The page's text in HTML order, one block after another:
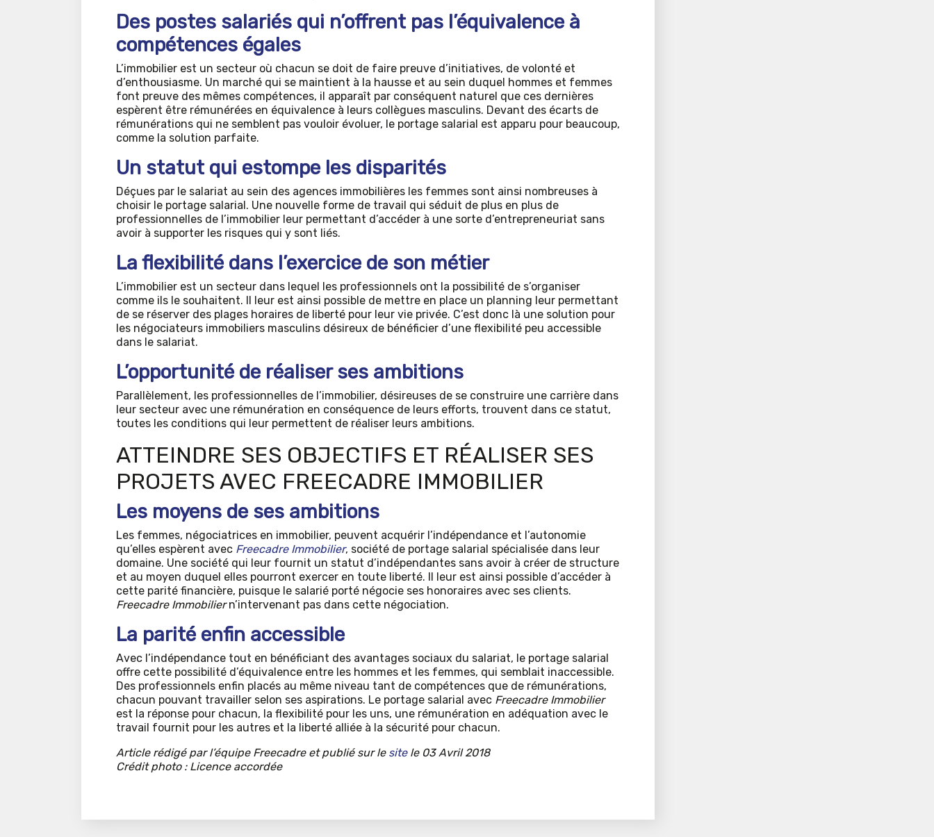
Des postes salariés qui n’offrent pas l’équivalence à
compétences égales
L’immobilier est un secteur où chacun se doit de faire preuve d’initiatives, de volonté et
d’enthousiasme. Un marché qui se maintient à la hausse et au sein duquel hommes et femmes
font preuve des mêmes compétences, il apparaît par conséquent naturel que ces dernières
espèrent être rémunérées en équivalence à leurs collègues masculins. Devant des écarts de
rémunérations qui ne semblent pas vouloir évoluer, le portage salarial est apparu pour beaucoup,
comme la solution parfaite.
Un statut qui estompe les disparités
Déçues par le salariat au sein des agences immobilières les femmes sont ainsi nombreuses à
choisir le portage salarial. Une nouvelle forme de travail qui séduit de plus en plus de
professionnelles de l’immobilier leur permettant d’accéder à une sorte d’entrepreneuriat sans
avoir à supporter les risques qui y sont liés.
La flexibilité dans l’exercice de son métier
L’immobilier est un secteur dans lequel les professionnels ont la possibilité de s’organiser
comme ils le souhaitent. Il leur est ainsi possible de mettre en place un planning leur permettant
de se réserver des plages horaires de liberté pour leur vie privée. C’est donc là une solution pour
les négociateurs immobiliers masculins désireux de bénéficier d’une flexibilité peu accessible
dans le salariat.
L’opportunité de réaliser ses ambitions
Parallèlement, les professionnelles de l’immobilier, désireuses de se construire une carrière dans
leur secteur avec une rémunération en conséquence de leurs efforts, trouvent dans ce statut,
toutes les conditions qui leur permettent de réaliser leurs ambitions.
ATTEINDRE SES OBJECTIFS ET RÉALISER SES
PROJETS AVEC FREECADRE IMMOBILIER
Les moyens de ses ambitions
Les femmes, négociatrices en immobilier, peuvent acquérir l’indépendance et l’autonomie
qu’elles espèrent avec Freecadre Immobilier, société de portage salarial spécialisée dans leur
domaine. Une société qui leur fournit un statut d’indépendantes sans avoir à créer de structure
et au moyen duquel elles pourront exercer en toute liberté. Il leur est ainsi possible d’accéder à
cette parité financière, puisque le salarié porté négocie ses honoraires avec ses clients.
Freecadre Immobiliern’intervenant pas dans cette négociation.
La parité enfin accessible
Avec l’indépendance tout en bénéficiant des avantages sociaux du salariat, le portage salarial
offre cette possibilité d’équivalence entre les hommes et les femmes, qui semblait inaccessible.
Des professionnels enfin placés au même niveau tant de compétences que de rémunérations,
chacun pouvant travailler selon ses aspirations. Le portage salarial avec Freecadre Immobilier
est la réponse pour chacun, la flexibilité pour les uns, une rémunération en adéquation avec le
travail fournit pour les autres et la liberté alliée à la sécurité pour chacun.
Article rédigé par l’équipe Freecadre et publié sur le sitele 03 Avril 2018
Crédit photo : Licence accordée